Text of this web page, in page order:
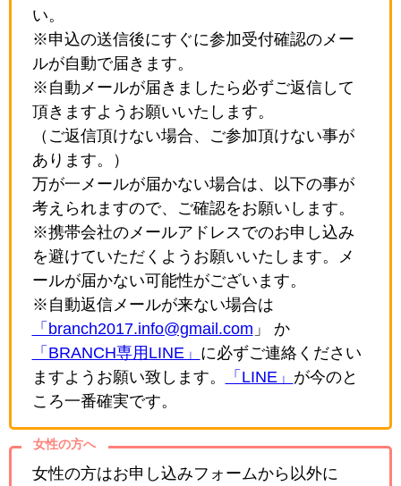
い。
※申込の送信後にすぐに参加受付確認のメー
ルが自動で届きます。
※自動メールが届きましたら必ずご返信して
頂きますようお願いいたします。
（ご返信頂けない場合、ご参加頂けない事が
あります。）
万が一メールが届かない場合は、以下の事が
考えられますので、ご確認をお願いします。
※携帯会社のメールアドレスでのお申し込み
を避けていただくようお願いいたします。メ
ールが届かない可能性がございます。
※自動返信メールが来ない場合は
「branch2017.info@gmail.com 」 か
「BRANCH専用LINE」 に必ずご連絡ください
ますようお願い致します。
「LINE」 が今のと
ころ一番確実です。
女性の方へ
女性の方はお申し込みフォームから以外に